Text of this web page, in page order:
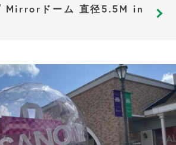
Mirrorドーム 直径5.5M in